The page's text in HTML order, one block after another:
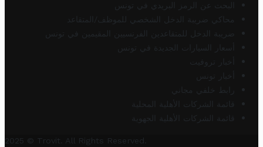
البحث عن الرمز البريدي في تونس
محاكي ضريبة الدخل الشخصي للموظف/المتقاعد
ضريبة الدخل للمتقاعدين الفرنسيين المقيمين في تونس
أسعار السيارات الجديدة في تونس
أخبار تروفيت
أخبار تونس
رابط خلفي مجاني
قائمة الشركات الأهلية المحلية
قائمة الشركات الأهلية الجهوية
2025 © Trovit. All Rights Reserved.